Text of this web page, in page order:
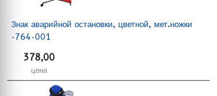
Знак аварийной остановки, цветной, мет.ножки
-764-001
378,00
цена